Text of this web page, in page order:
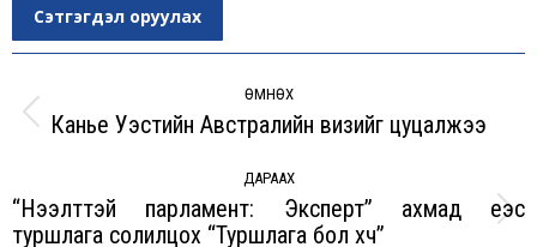
Сэтгэгдэл оруулах
navigation
ӨМНӨХ
Previous
Канье Уэстийн Австралийн визийг цуцалжээ
ДАРААХ
Next
“Нээлттэй парламент: Эксперт” ахмад үеэс
туршлага солилцох “Туршлага бол хүч”